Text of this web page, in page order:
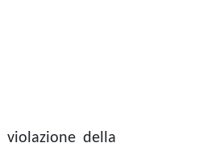
violazione della